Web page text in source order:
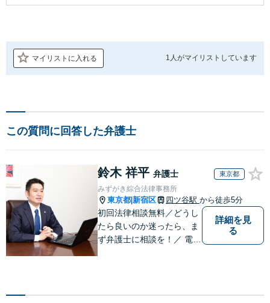
マイリストに入れる 1人がマイリストしています
この質問に回答した弁護士
鈴木 祥平 弁護士 東京都
みずがき綜合法律事務所
東京都 新宿区 四ツ谷駅 から徒歩5分
初回法律相談無料／どうし
たら良いのか迷ったら、ま
ず弁護士に相談を！／ 電話
詳細を見
る